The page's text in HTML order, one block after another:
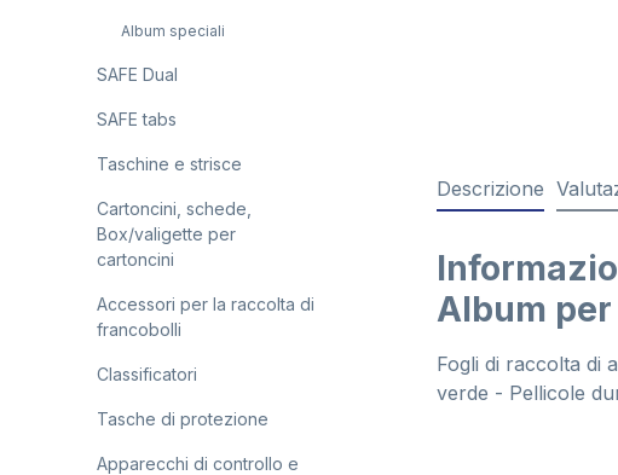
Album speciali
SAFE Dual
SAFE tabs
Taschine e strisce
Cartoncini, schede,
Box/valigette per
cartoncini
Accessori per la raccolta di
francobolli
Classificatori
Tasche di protezione
Apparecchi di controllo e
Descrizione
Album
Fogli di raccolta di
verde - Pellicole